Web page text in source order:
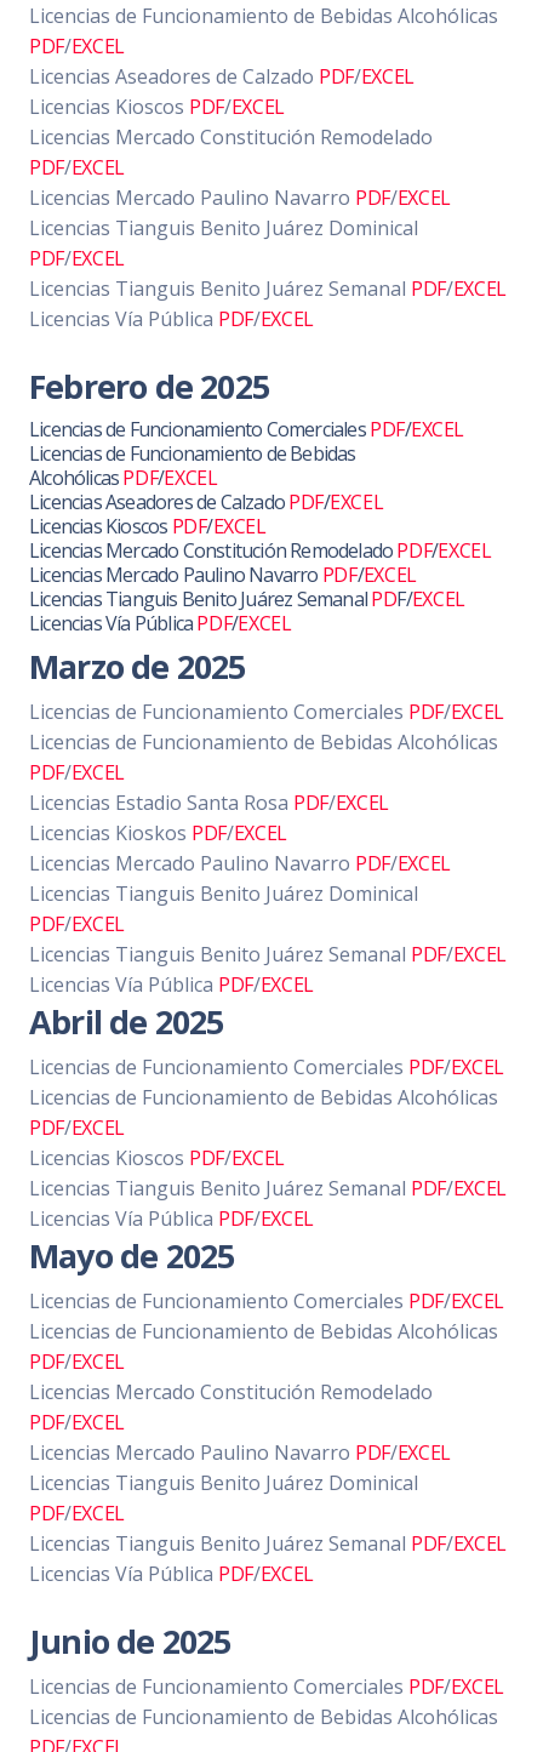
Licencias de Funcionamiento de Bebidas Alcohólicas
PDF/EXCEL
Licencias Aseadores de Calzado PDF/EXCEL
Licencias Kioscos PDF/EXCEL
Licencias Mercado Constitución Remodelado
PDF/EXCEL
Licencias Mercado Paulino Navarro PDF/EXCEL
Licencias Tianguis Benito Juárez Dominical
PDF/EXCEL
Licencias Tianguis Benito Juárez Semanal PDF/EXCEL
Licencias Vía Pública PDF/EXCEL
Febrero de 2025
Licencias de Funcionamiento ComercialesPDF/EXCEL
Licencias de Funcionamiento de Bebidas
AlcohólicasPDF/EXCEL
Licencias Aseadores de CalzadoPDF/EXCEL
Licencias Kioscos PDF/EXCEL
Licencias Mercado Constitución RemodeladoPDF/EXCEL
Licencias Mercado Paulino Navarro PDF/EXCEL
Licencias Tianguis Benito Juárez SemanalPDF/EXCEL
Licencias Vía PúblicaPDF/EXCEL
Marzo de 2025
Licencias de Funcionamiento Comerciales PDF/EXCEL
Licencias de Funcionamiento de Bebidas Alcohólicas
PDF/EXCEL
Licencias Estadio Santa Rosa PDF/EXCEL
Licencias Kioskos PDF/EXCEL
Licencias Mercado Paulino Navarro PDF/EXCEL
Licencias Tianguis Benito Juárez Dominical
PDF/EXCEL
Licencias Tianguis Benito Juárez Semanal PDF/EXCEL
Licencias Vía Pública PDF/EXCEL
Abril de 2025
Licencias de Funcionamiento Comerciales PDF/EXCEL
Licencias de Funcionamiento de Bebidas Alcohólicas
PDF/EXCEL
Licencias Kioscos PDF/EXCEL
Licencias Tianguis Benito Juárez Semanal PDF/EXCEL
Licencias Vía Pública PDF/EXCEL
Mayo de 2025
Licencias de Funcionamiento Comerciales PDF/EXCEL
Licencias de Funcionamiento de Bebidas Alcohólicas
PDF/EXCEL
Licencias Mercado Constitución Remodelado
PDF/EXCEL
Licencias Mercado Paulino Navarro PDF/EXCEL
Licencias Tianguis Benito Juárez Dominical
PDF/EXCEL
Licencias Tianguis Benito Juárez Semanal PDF/EXCEL
Licencias Vía Pública PDF/EXCEL
Junio de 2025
Licencias de Funcionamiento Comerciales PDF/EXCEL
Licencias de Funcionamiento de Bebidas Alcohólicas